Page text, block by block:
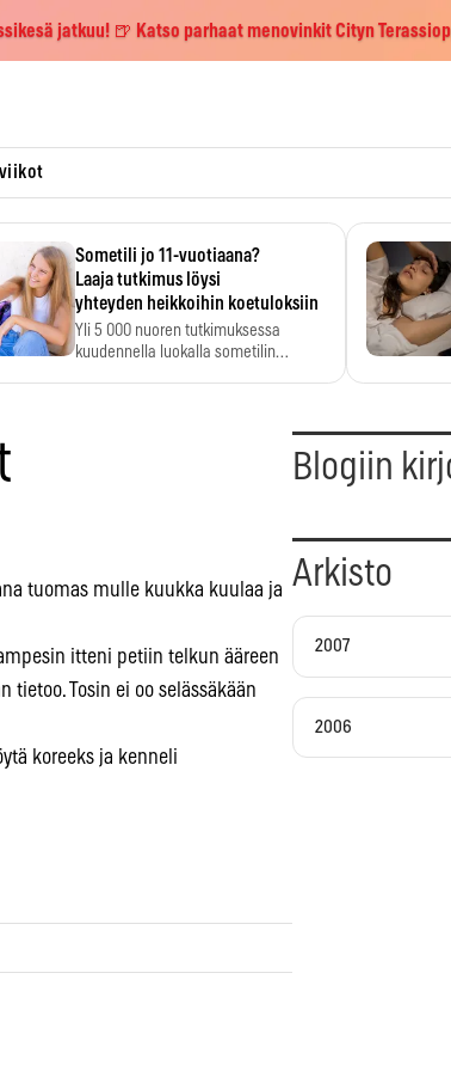
jatkuu! 🍺 Katso parhaat menovinkit Cityn
Sometili jo 11-vuotiaana?
Laaja tutkimus löysi
yhteyden heikkoihin koetuloksiin
Yli 5 000 nuoren tutkimuksessa
kuudennella luokalla sometilin…
tuomas mulle kuukka kuulaa ja
itteni petiin telkun ääreen
tietoo. Tosin ei oo selässäkään
koreeks ja kenneli
Blogiin
Arkisto
2007
2006